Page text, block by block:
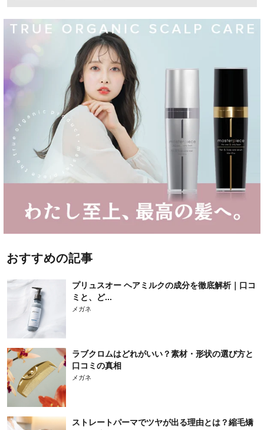
おすすめの記事
プリュスオー ヘアミルクの成分を徹底解析｜口コ
ミと、ど...
メガネ
ラブクロムはどれがいい？素材・形状の選び方と
口コミの真相
メガネ
ストレートパーマでツヤが出る理由とは？縮毛矯